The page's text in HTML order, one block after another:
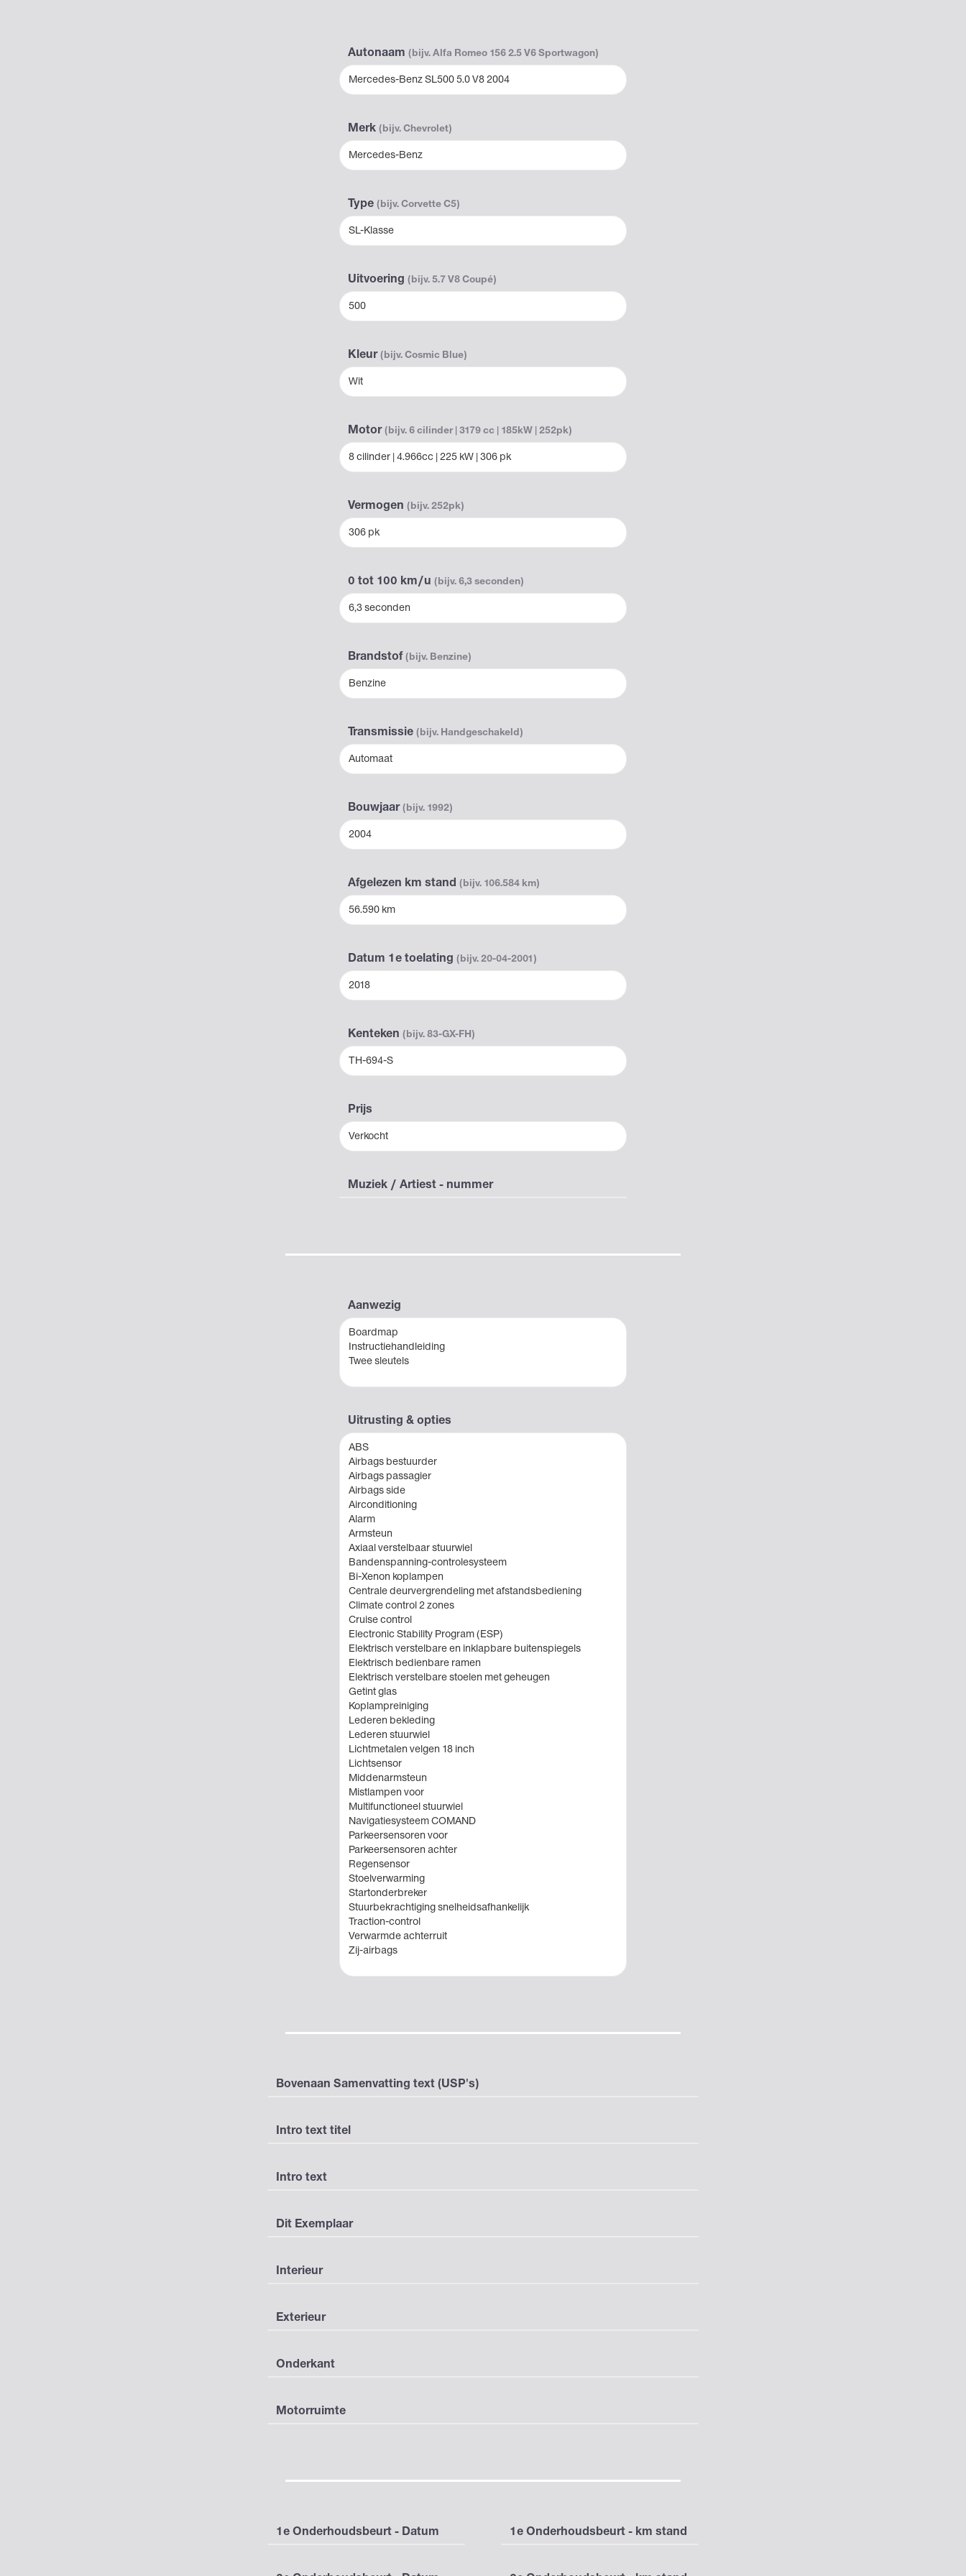
Autonaam (bijv. Alfa Romeo 156 2.5 V6 Sportwagon)
Mercedes-Benz SL500 5.0 V8 2004
Merk (bijv. Chevrolet)
Mercedes-Benz
Type (bijv. Corvette C5)
SL-Klasse
Uitvoering (bijv. 5.7 V8 Coupé)
500
Kleur (bijv. Cosmic Blue)
Wit
Motor (bijv. 6 cilinder | 3179 cc | 185kW | 252pk)
8 cilinder | 4.966cc | 225 kW | 306 pk
Vermogen (bijv. 252pk)
306 pk
0 tot 100 km/u (bijv. 6,3 seconden)
6,3 seconden
Brandstof (bijv. Benzine)
Benzine
Transmissie (bijv. Handgeschakeld)
Automaat
Bouwjaar (bijv. 1992)
2004
Afgelezen km stand (bijv. 106.584 km)
56.590 km
Datum 1e toelating (bijv. 20-04-2001)
2018
Kenteken (bijv. 83-GX-FH)
TH-694-S
Prijs
Verkocht
Muziek / Artiest - nummer
Aanwezig
Boardmap
Instructie­handleiding
Twee sleutels
Uitrusting & opties
ABS
Airbags bestuurder
Airbags passagier
Airbags side
Airconditioning
Alarm
Armsteun
Axiaal verstelbaar stuurwiel
Bandenspanning-controle­systeem
Bi-Xenon koplampen
Centrale deurvergrendeling met afstands­bediening
Climate control 2 zones
Cruise control
Electronic Stability Program (ESP)
Elektrisch verstelbare en inklapbare buitenspiegels
Elektrisch bedienbare ramen
Elektrisch verstelbare stoelen met geheugen
Getint glas
Koplampreiniging
Lederen bekleding
Lederen stuurwiel
Lichtmetalen velgen 18 inch
Lichtsensor
Middenarmsteun
Mistlampen voor
Multifunctioneel stuurwiel
Navigatiesysteem COMAND
Parkeersensoren voor
Parkeersensoren achter
Regensensor
Stoelverwarming
Startonderbreker
Stuurbekrachtiging snelheidsafhankelijk
Traction-control
Verwarmde achterruit
Zij-airbags
Bovenaan Samenvatting text (USP's)
Intro text titel
Intro text
Dit Exemplaar
Interieur
Exterieur
Onderkant
Motorruimte
1e Onderhoudsbeurt - Datum 1e Onderhoudsbeurt - km stand